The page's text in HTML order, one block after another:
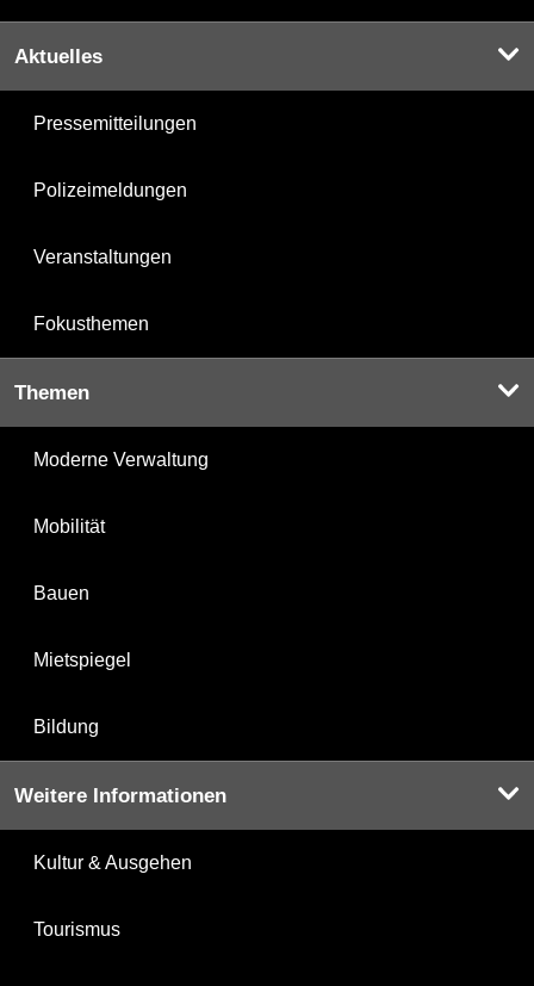
Aktuelles
Pressemitteilungen
Polizeimeldungen
Veranstaltungen
Fokusthemen
Themen
Moderne Verwaltung
Mobilität
Bauen
Mietspiegel
Bildung
Weitere Informationen
Kultur & Ausgehen
Tourismus